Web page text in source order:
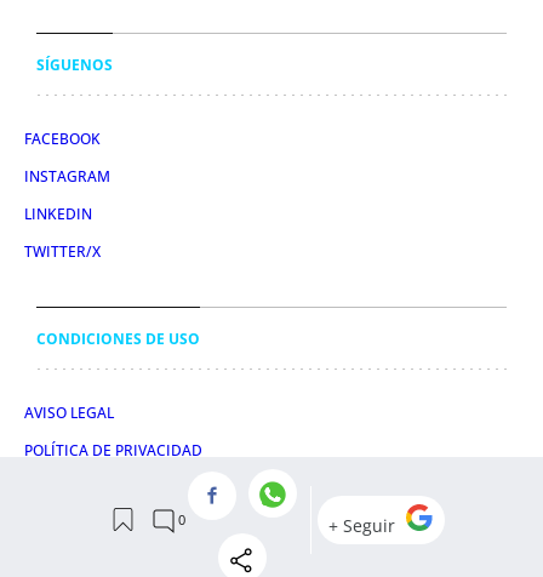
SÍGUENOS
FACEBOOK
INSTAGRAM
LINKEDIN
TWITTER/X
CONDICIONES DE USO
AVISO LEGAL
POLÍTICA DE PRIVACIDAD
© 2026 Obelisco Digital S.L.